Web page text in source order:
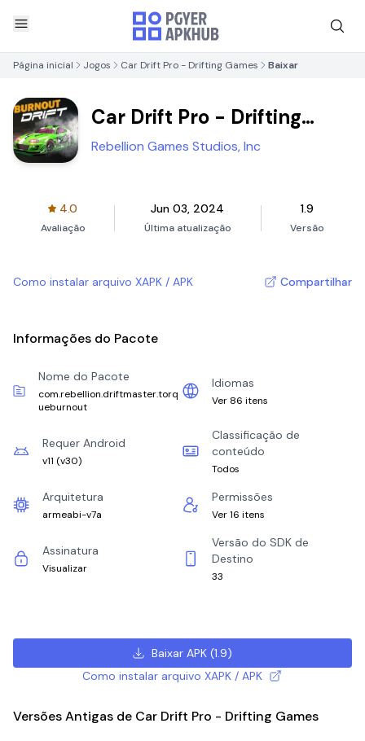
Página inicial Jogos Car Drift Pro - Drifting Games Baixar
Car Drift Pro - Drifting
Games
Rebellion Games Studios, Inc
4.0
Avaliação
Jun 03, 2024
Última atualização
1.9
Versão
Como instalar arquivo XAPK / APK Compartilhar
Informações do Pacote
Nome do Pacote
com.rebellion.driftmaster.torq
ueburnout
Idiomas
Ver 86 itens
Requer Android
v11 (v30)
Classificação de
conteúdo
Todos
Arquitetura
armeabi-v7a
Permissões
Ver 16 itens
Assinatura
Visualizar
Versão do SDK de
Destino
33
Baixar APK (1.9)
Como instalar arquivo XAPK / APK
Versões Antigas de Car Drift Pro - Drifting Games